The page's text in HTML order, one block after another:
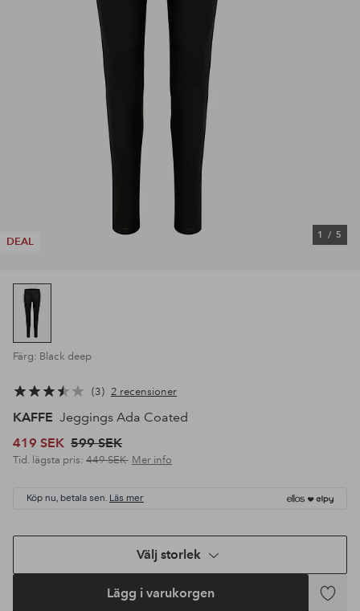
DEAL
1 / 5
Färg: Black deep
3 2 recensioner
KAFFE Jeggings Ada Coated
419 SEK 599 SEK
Tid. lägsta pris: 449 SEK Mer info
Köp nu, betala sen. Läs mer
Välj storlek
Lägg i varukorgen
Lägg